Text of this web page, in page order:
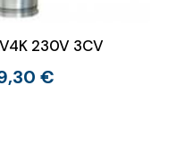
230V 3CV
€